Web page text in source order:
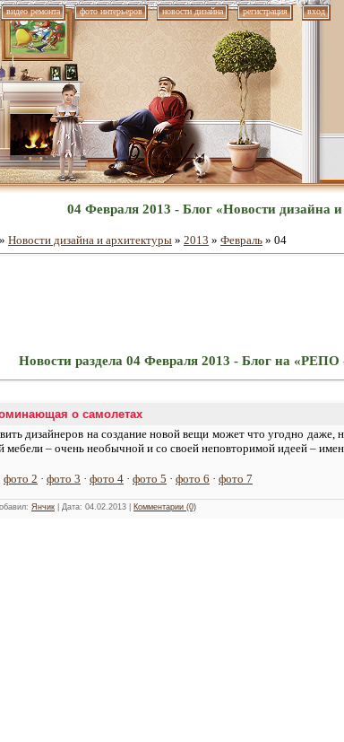
видео ремонта фото интерьеров новости дизайна регистрация вход
04 Февраля 2013 - Блог «Новости дизайна
» Новости дизайна и архитектуры » 2013 » Февраль » 04
Новости раздела 04 Февраля 2013 - Блог на
о самолетах
дизайнеров на создание новой вещи может что угодно даже,
мебели – очень необычной и со своей неповторимой идеей –
фото 2 · фото 3 · фото 4 · фото 5 · фото 6 · фото 7
Янчик | Дата: 04.02.2013 Комментарии (0)